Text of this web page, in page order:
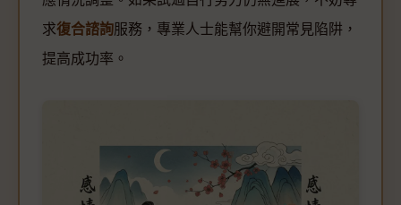
求復合諮詢服務，專業人士能幫你避開常見陷阱，
提高成功率。